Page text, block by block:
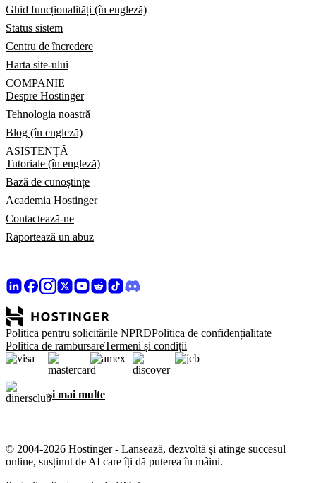
Ghid funcționalități (în engleză)
Status sistem
Centru de încredere
Harta site-ului
COMPANIE
Despre Hostinger
Tehnologia noastră
Blog (în engleză)
ASISTENȚĂ
Tutoriale (în engleză)
Bază de cunoștințe
Academia Hostinger
Contactează-ne
Raportează un abuz
Politica pentru solicitările NPRDPolitica de confidențialitate
Politica de rambursareTermeni și condiții
și mai multe
© 2004-2026 Hostinger - Lansează, dezvoltă și atinge succesul
online, susținut de AI care îți dă puterea în mâini.